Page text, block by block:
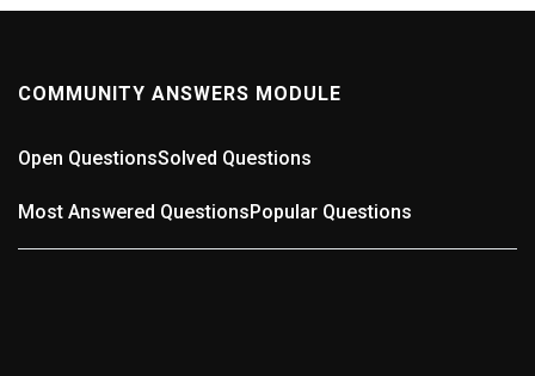
COMMUNITY ANSWERS MODULE
Open QuestionsSolved Questions
Most Answered QuestionsPopular Questions